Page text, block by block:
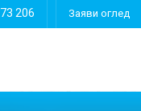
206 Заяви оглед